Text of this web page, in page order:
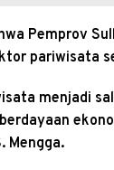
Pemprov
pariwisata
menjadi
Mengga.